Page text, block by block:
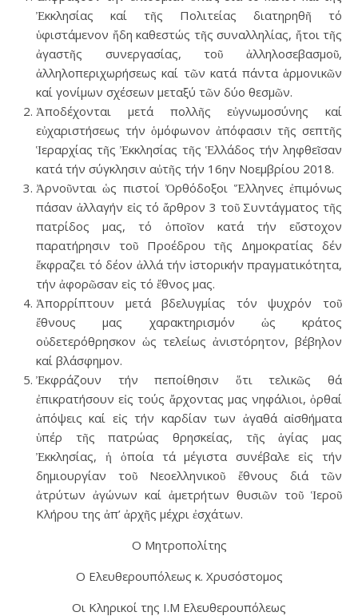
Ἐκκλησίας καί τῆς Πολιτείας διατηρηθῆ τό
ὑφιστάμενον ἤδη καθεστώς τῆς συναλληλίας, ἤτοι τῆς
ἀγαστῆς συνεργασίας, τοῦ ἀλληλοσεβασμοῦ,
ἀλληλοπεριχωρήσεως καί τῶν κατά πάντα ἁρμονικῶν
καί γονίμων σχέσεων μεταξύ τῶν δύο θεσμῶν.
Ἀποδέχονται μετά πολλῆς εὐγνωμοσύνης καί
εὐχαριστήσεως τήν ὁμόφωνον ἀπόφασιν τῆς σεπτῆς
Ἱεραρχίας τῆς Ἐκκλησίας τῆς Ἑλλάδος τήν ληφθεῖσαν
κατά τήν σύγκλησιν αὐτῆς τήν 16ην Νοεμβρίου 2018.
Ἀρνοῦνται ὡς πιστοί Ὀρθόδοξοι Ἕλληνες ἐπιμόνως
πάσαν ἀλλαγήν εἰς τό ἄρθρον 3 τοῦ Συντάγματος τῆς
πατρίδος μας, τό ὁποῖον κατά τήν εὔστοχον
παρατήρησιν τοῦ Προέδρου τῆς Δημοκρατίας δέν
ἔκφραζει τό δέον ἀλλά τήν ἱστορικήν πραγματικότητα,
τήν ἀφορῶσαν εἰς τό ἔθνος μας.
Ἀπορρίπτουν μετά βδελυγμίας τόν ψυχρόν τοῦ
ἔθνους μας χαρακτηρισμόν ὡς κράτος
οὐδετερόθρησκον ὡς τελείως ἀνιστόρητον, βέβηλον
καί βλάσφημον.
Ἐκφράζουν τήν πεποίθησιν ὅτι τελικῶς θά
ἐπικρατήσουν εἰς τούς ἄρχοντας μας νηφάλιοι, ὀρθαί
ἀπόψεις καί εἰς τήν καρδίαν των ἀγαθά αἰσθήματα
ὑπέρ τῆς πατρώας θρησκείας, τῆς ἁγίας μας
Ἐκκλησίας, ἡ ὁποία τά μέγιστα συνέβαλε εἰς τήν
δημιουργίαν τοῦ Νεοελληνικοῦ ἔθνους διά τῶν
ἀτρύτων ἀγώνων καί ἀμετρήτων θυσιῶν τοῦ Ἱεροῦ
Κλήρου της ἀπ’ ἀρχῆς μέχρι ἐσχάτων.
Ο Μητροπολίτης
Ο Ελευθερουπόλεως κ. Χρυσόστομος
Οι Κληρικοί της Ι.Μ Ελευθερουπόλεως